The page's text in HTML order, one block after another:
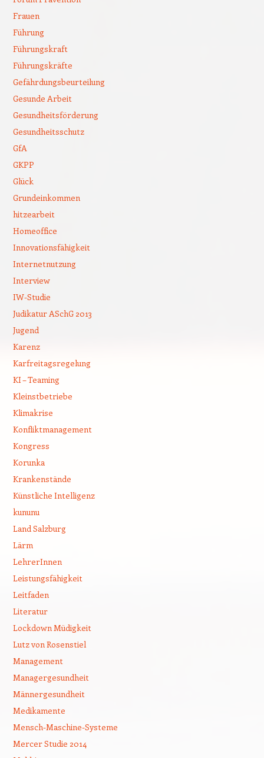
Frauen
Führung
Führungskraft
Führungskräfte
Gefährdungsbeurteilung
Gesunde Arbeit
Gesundheitsförderung
Gesundheitsschutz
GfA
GKPP
Glück
Grundeinkommen
hitzearbeit
Homeoffice
Innovationsfähigkeit
Internetnutzung
Interview
IW-Studie
Judikatur ASchG 2013
Jugend
Karenz
Karfreitagsregelung
KI – Teaming
Kleinstbetriebe
Klimakrise
Konfliktmanagement
Kongress
Korunka
Krankenstände
Künstliche Intelligenz
kununu
Land Salzburg
Lärm
LehrerInnen
Leistungsfähigkeit
Leitfaden
Literatur
Lockdown Müdigkeit
Lutz von Rosenstiel
Management
Managergesundheit
Männergesundheit
Medikamente
Mensch-Maschine-Systeme
Mercer Studie 2014